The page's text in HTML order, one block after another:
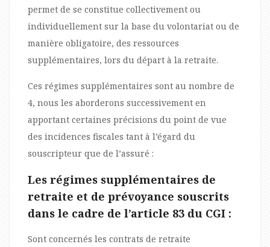
permet de se constitue collectivement ou
individuellement sur la base du volontariat ou de
manière obligatoire, des ressources
supplémentaires, lors du départ à la retraite.
Ces régimes supplémentaires sont au nombre de
4, nous les aborderons successivement en
apportant certaines précisions du point de vue
des incidences fiscales tant à l’égard du
souscripteur que de l’assuré :
Les régimes supplémentaires de
retraite et de prévoyance souscrits
dans le cadre de l’article 83 du CGI :
Sont concernés les contrats de retraite